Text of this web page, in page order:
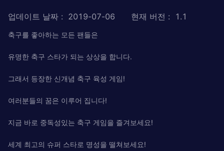
업데이트 날짜 : 2019-07-06 현재 버전 : 1.1
축구를 좋아하는 모든 팬들은
유명한 축구 스타가 되는 상상을 합니다.
그래서 등장한 신개념 축구 육성 게임!
여러분들의 꿈은 이루어 집니다!
지금 바로 중독성있는 축구 게임을 즐겨보세요!
세계 최고의 슈퍼 스타로 명성을 떨쳐보세요!